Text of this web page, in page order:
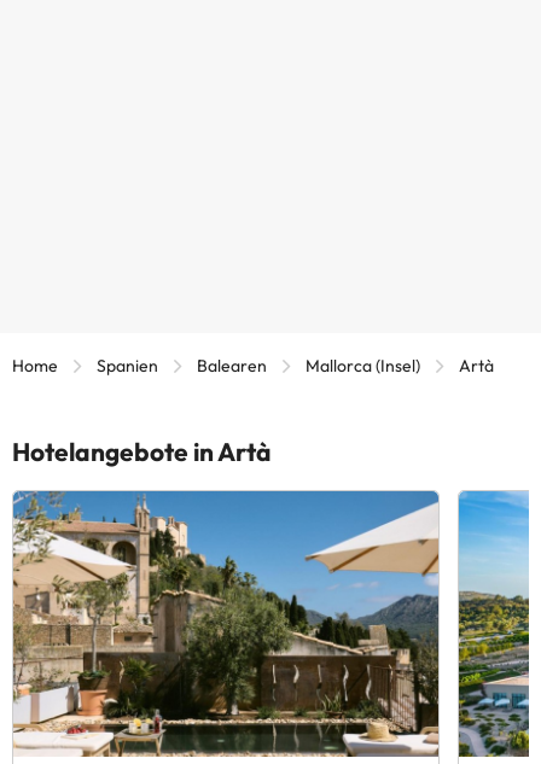
Home Spanien Balearen Mallorca (Insel) Artà
Hotelangebote in Artà